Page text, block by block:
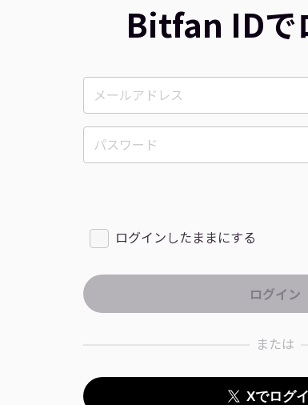
Bitfan IDで
ログインしたままにする
または
Xでログ